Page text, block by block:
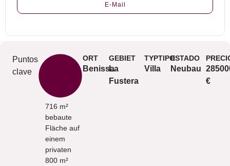
E-Mail
Puntos
clave
716 m²
bebaute
Fläche auf
einem
privaten
800 m²
ORT
Benissa
GEBIET
La
Fustera
TYPTIPO
Villa
ESTADO
Neubau
€